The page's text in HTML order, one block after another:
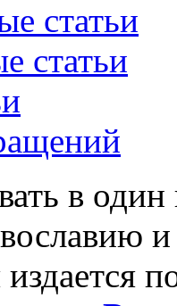
статьи
статьи
в